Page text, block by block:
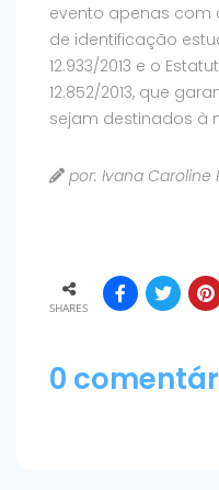
evento apenas com
de identificação
12.933/2013 e o
12.852/2013, que
sejam destinados à
por: Ivana Caroline
SHARES
0